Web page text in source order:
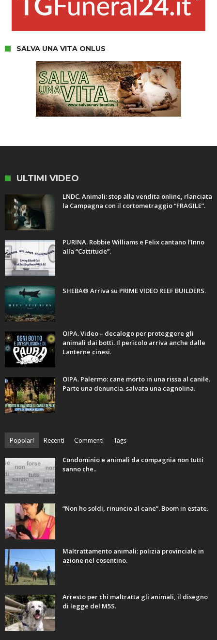
SALVA UNA VITA ONLUS
ULTIMI VIDEO
LNDC. Animali: stop alla vendita online, rlanciata
la Campagna con il cortometraggio “FRAGILE”.
PURINA. Robbie Williams e Felix cantano l’Inno
alla “Cattitude”.
SHEBA® Arriva su PRIME VIDEO REEF BUILDERS.
OIPA. Video – decalogo per proteggere gli
animali dai botti. Il pericolo arriva anche dalle
Lanterne cinesi.
OIPA. Palermo: cane morto in una rissa al canile.
Parte una denuncia. salvata una cagnolina.
Popolari Recenti Commenti Tags
Condominio e animali da compagnia non tutti
sanno che..
“Non ho soldi, rinuncio al cane”. Boom in estate.
Maltrattamento animali: polizia provinciale in
azione nel cosentino.
Arresto per chi maltratta gli animali, il disegno
di legge del M5S.